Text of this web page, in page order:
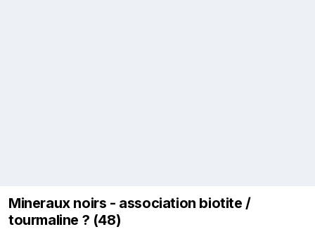
Mineraux noirs - association biotite /
tourmaline ? (48)